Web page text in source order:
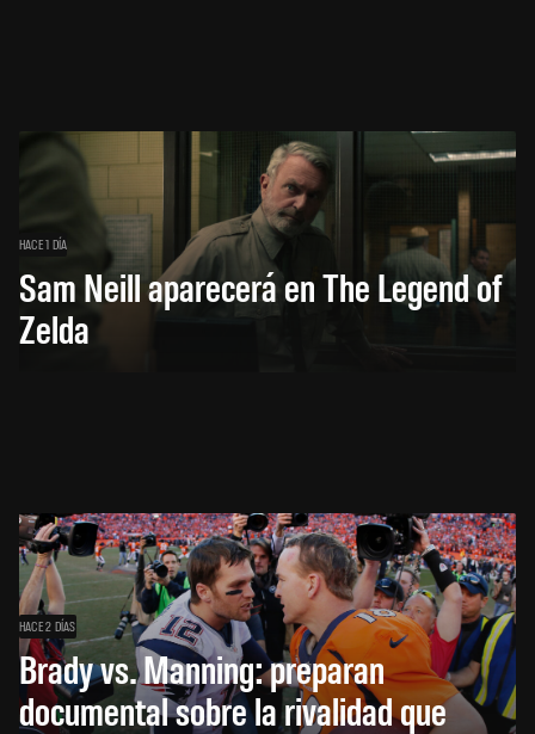
HACE 1 DÍA
Sam Neill aparecerá en The Legend of
Zelda
HACE 2 DÍAS
Brady vs. Manning: preparan
documental sobre la rivalidad que